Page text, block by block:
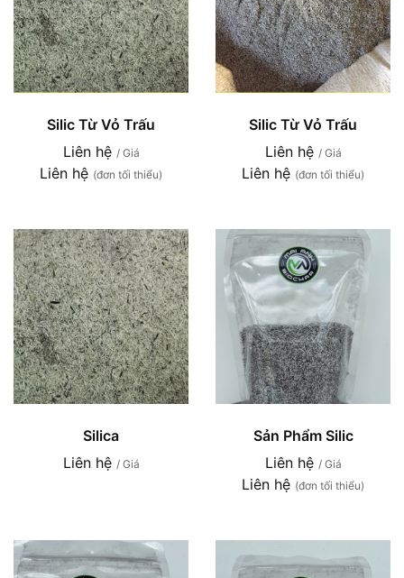
Silic Từ Vỏ Trấu
Liên hệ / Giá
Liên hệ (đơn tối thiểu)
Silic Từ Vỏ Trấu
Liên hệ / Giá
Liên hệ (đơn tối thiểu)
Silica
Liên hệ / Giá
Sản Phẩm Silic
Liên hệ / Giá
Liên hệ (đơn tối thiểu)